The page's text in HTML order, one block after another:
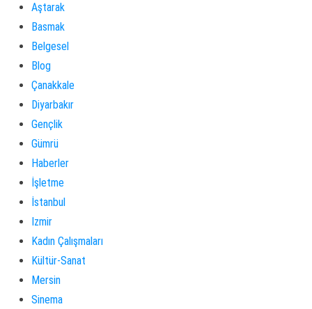
Aştarak
Basmak
Belgesel
Blog
Çanakkale
Diyarbakır
Gençlik
Gümrü
Haberler
İşletme
İstanbul
Izmir
Kadın Çalışmaları
Kültür-Sanat
Mersin
Sinema